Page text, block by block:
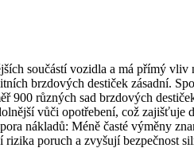
součástí vozidla a má přímý
brzdových destiček zásadní.
900 různých sad brzdových
vůči opotřebení, což
nákladů: Méně časté výměny
poruch a zvyšují bezpečnost